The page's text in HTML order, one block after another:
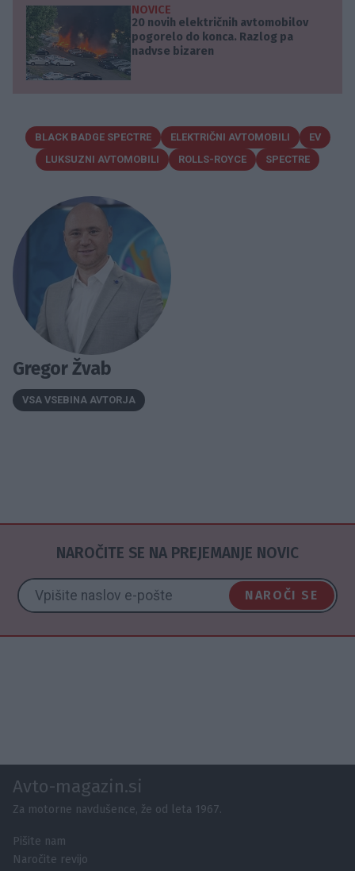
NOVICE
20 novih električnih avtomobilov
pogorelo do konca. Razlog pa
nadvse bizaren
BLACK BADGE SPECTRE ELEKTRIČNI AVTOMOBILI
EV
LUKSUZNI AVTOMOBILI
ROLLS-ROYCE SPECTRE
Gregor Žvab
VSA VSEBINA AVTORJA
NAROČITE SE NA PREJEMANJE NOVIC
NAROČI SE
Avto-magazin.si
Za motorne navdušence, že od leta 1967.
Pišite nam
Naročite revijo